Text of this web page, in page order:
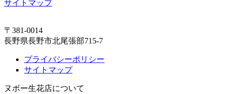
サイトマップ
〒381-0014
長野県長野市北尾張部715-7
プライバシーポリシー
サイトマップ
ヌボー生花店について